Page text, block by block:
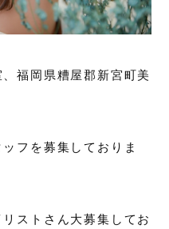
福岡県糟屋郡新宮町美
フを募集しておりま
ストさん大募集してお